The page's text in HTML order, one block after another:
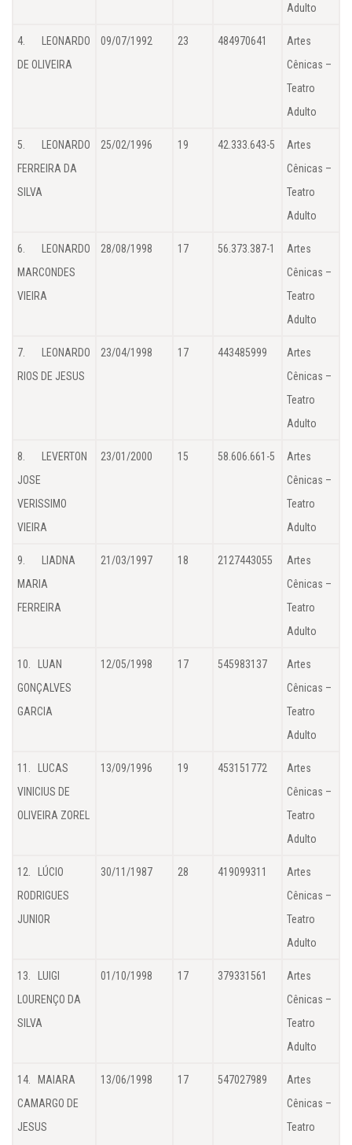
Adulto
4. LEONARDO
DE OLIVEIRA
09/07/1992 23 484970641
Artes
Cênicas –
Teatro
Adulto
5. LEONARDO
FERREIRA DA
SILVA
25/02/1996 19 42.333.643-5
Artes
Cênicas –
Teatro
Adulto
6. LEONARDO
MARCONDES
VIEIRA
28/08/1998 17 56.373.387-1
Artes
Cênicas –
Teatro
Adulto
7. LEONARDO
RIOS DE JESUS
23/04/1998 17 443485999
Artes
Cênicas –
Teatro
Adulto
8. LEVERTON
JOSE
VERISSIMO
VIEIRA
23/01/2000 15 58.606.661-5
Artes
Cênicas –
Teatro
Adulto
9. LIADNA
MARIA
FERREIRA
21/03/1997 18 2127443055
Artes
Cênicas –
Teatro
Adulto
10. LUAN
GONÇALVES
GARCIA
12/05/1998 17 545983137
Artes
Cênicas –
Teatro
Adulto
11. LUCAS
VINICIUS DE
OLIVEIRA ZOREL
13/09/1996 19 453151772
Artes
Cênicas –
Teatro
Adulto
12. LÚCIO
RODRIGUES
JUNIOR
30/11/1987 28 419099311
Artes
Cênicas –
Teatro
Adulto
13. LUIGI
LOURENÇO DA
SILVA
01/10/1998 17 379331561
Artes
Cênicas –
Teatro
Adulto
14. MAIARA
CAMARGO DE
JESUS
13/06/1998 17 547027989
Artes
Cênicas –
Teatro